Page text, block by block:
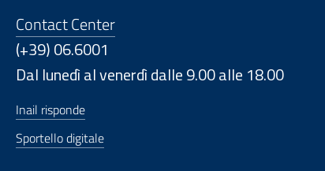
Contact Center
(+39) 06.6001
Dal lunedì al venerdì dalle 9.00 alle 18.00
Inail risponde
Sportello digitale